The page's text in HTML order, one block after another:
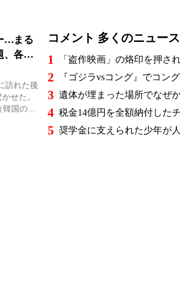
…まる
、各国
訪れた後
せた。
韓国の掲
コメント 多くのニュース
1
2
3
4
5